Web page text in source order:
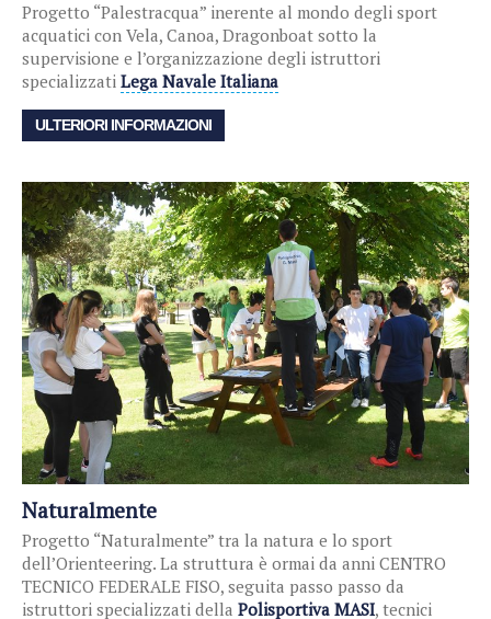
Progetto “Palestracqua” inerente al mondo degli sport
acquatici con Vela, Canoa, Dragonboat sotto la
supervisione e l’organizzazione degli istruttori
specializzati Lega Navale Italiana
ULTERIORI INFORMAZIONI
Naturalmente
Progetto “Naturalmente” tra la natura e lo sport
dell’Orienteering. La struttura è ormai da anni CENTRO
TECNICO FEDERALE FISO, seguita passo passo da
istruttori specializzati della Polisportiva MASI, tecnici